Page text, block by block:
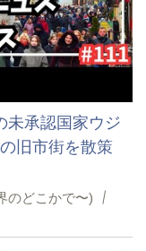
未承認国家ウジ
旧市街を散策
のどこかで〜)